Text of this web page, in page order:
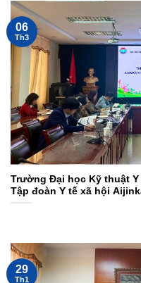
Trường Đại học Kỹ thuật
Tập đoàn Y tế xã hội
06
Th3
29
Th1